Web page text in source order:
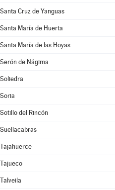
Santa Cruz de Yanguas
Santa María de Huerta
Santa María de las Hoyas
Serón de Nágima
Soliedra
Soria
Sotillo del Rincón
Suellacabras
Tajahuerce
Tajueco
Talveila